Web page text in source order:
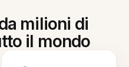
milioni di
il mondo